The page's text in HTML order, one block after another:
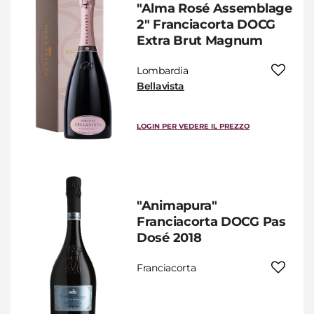
"Alma Rosé Assemblage
2" Franciacorta DOCG
Extra Brut Magnum
Lombardia
Bellavista
LOGIN PER VEDERE IL PREZZO
"Animapura"
Franciacorta DOCG Pas
Dosé 2018
Franciacorta